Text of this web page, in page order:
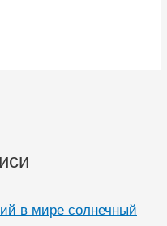
в мире солнечный